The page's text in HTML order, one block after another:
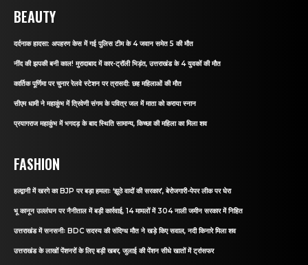
BEAUTY
दर्दनाक हादसा: अपहरण केस में गई पुलिस टीम के 4 जवान समेत 5 की मौत
नींद की झपकी बनी काल! मुरादाबाद में कार-ट्रॉली भिड़ंत, उत्तराखंड के 4 युवकों की मौत
कार्तिक पूर्णिमा पर चुनार रेलवे स्टेशन पर त्रासदी: छह महिलाओं की मौत
सीएम धामी ने महाकुंभ में त्रिवेणी संगम के पवित्र जल में माता को कराया स्नान
प्रयागराज महाकुंभ में भगदड़ के बाद स्थिति सामान्य, किच्छा की महिला का मिला शव
FASHION
हल्द्वानी में खरगे का BJP पर बड़ा हमलाः ‘झूठे वादों की सरकार’, बेरोजगारी-पेपर लीक पर घेरा
भू कानून उल्लंघन पर नैनीताल में बड़ी कार्रवाई, 14 मामलों में 304 नाली जमीन सरकार में निहित
उत्तराखंड में सनसनीः BDC सदस्य की संदिग्ध मौत ने खड़े किए सवाल, नदी किनारे मिला शव
उत्तराखंड के लाखों पेंशनरों के लिए बड़ी खबर, जुलाई की पेंशन सीधे खातों में ट्रांसफर